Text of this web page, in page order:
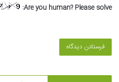
Are you human? Please solve: